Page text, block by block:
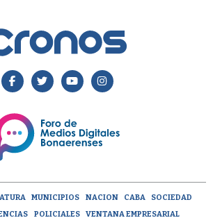
MUNICIPIOS NACION CABA
SOCIEDAD
POLICIALES VENTANA EMPRESARIAL